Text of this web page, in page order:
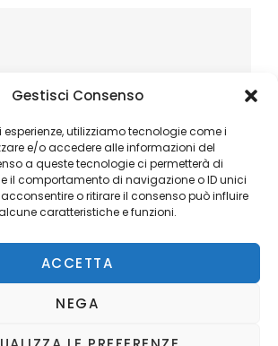
Gestisci Consenso
esperienze, utilizziamo tecnologie come i
e/o accedere alle informazioni del
a queste tecnologie ci permetterà di
il comportamento di navigazione o ID unici
o ritirare il consenso può influire
caratteristiche e funzioni.
ACCETTA
NEGA